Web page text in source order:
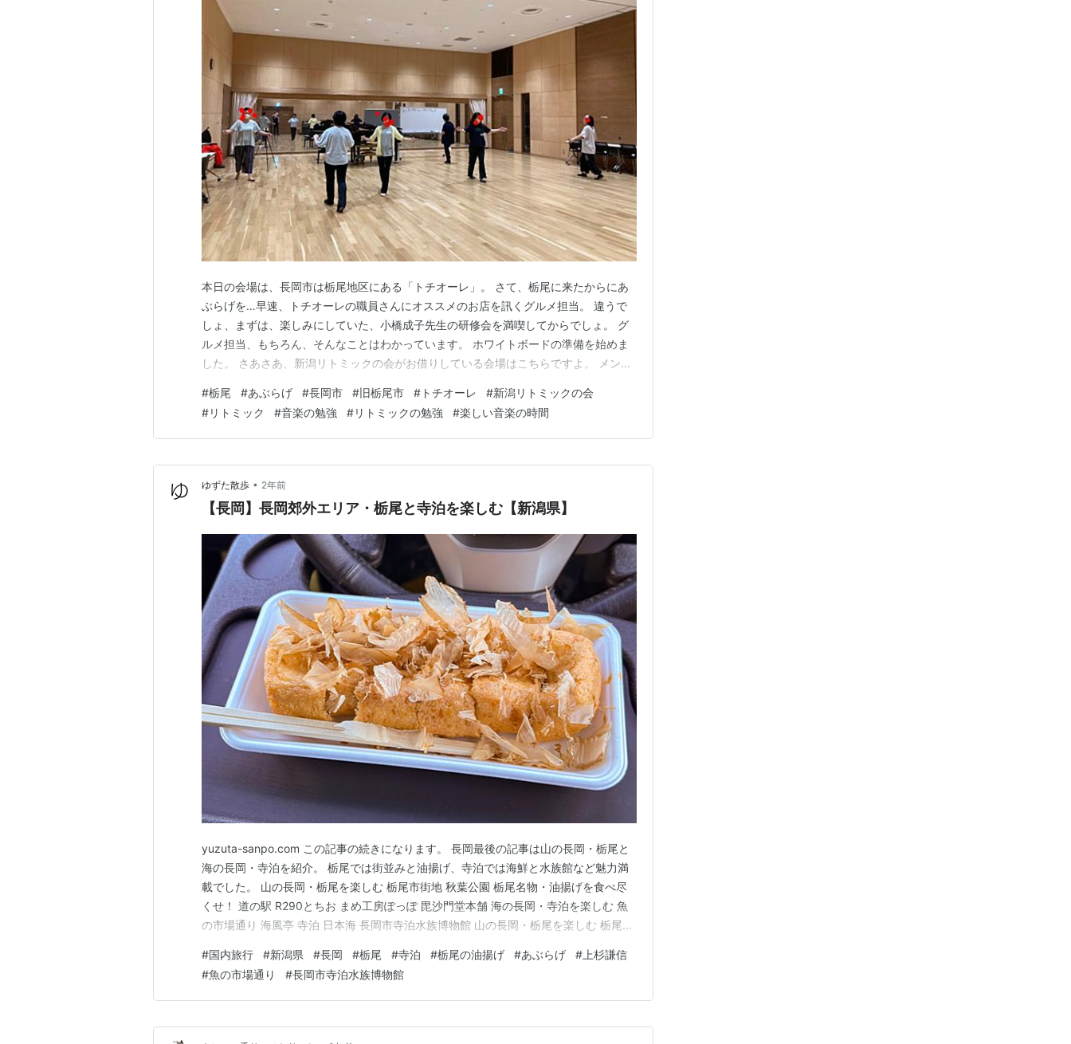
本日の会場は、長岡市は栃尾地区にある「トチオーレ」。 さて、栃尾に来たからにあ
ぶらげを…早速、トチオーレの職員さんにオススメのお店を訊くグルメ担当。 違うで
しょ、まずは、楽しみにしていた、小橋成子先生の研修会を満喫してからでしょ。 グ
ルメ担当、もちろん、そんなことはわかっています。 ホワイトボードの準備を始めま
した。 さあさあ、新潟リトミックの会がお借りしている会場はこちらですよ。 メンバ
アノをお借りすることも出来るし、カーテンを開けば鏡が出てくるし、広いし、職員さ
んたちは良い方だし、控えめに言ってサイコーです！！ …
#栃尾 #あぶらげ #長岡市 #旧栃尾市 # トチオーレ #新潟リトミックの会
#リトミック #音楽の勉強 #リトミックの勉強 #楽しい音楽の時間
ゆずた散歩 • 2年前
【長岡】長岡郊外エリア・栃尾と寺泊を楽しむ【新潟県】
yuzuta-sanpo.com この記事の続きになります。 長岡最後の記事は山の長岡・栃尾と
海の長岡・寺泊を紹介。 栃尾では街並みと油揚げ、寺泊では海鮮と水族館など魅力満
載でした。 山の長岡・栃尾を楽しむ 栃尾市街地 秋葉公園 栃尾名物・油揚げを食べ尽
くせ！ 道の駅 R290とちお まめ工房ぽっぽ 毘沙門堂本舗 海の長岡・寺泊を楽しむ 魚
の市場通り 海風亭 寺泊 日本海 長岡市寺泊水族博物館 山の長岡・栃尾を楽しむ 栃尾市
世の山城・「栃尾城」の城下町として発展した地域で、市街地はとても趣がある。 ま
た、雁木の街…
#国内旅行 #新潟県 #長岡 #栃尾 #寺泊 #栃尾の油揚げ #あぶらげ # 上杉謙信
#魚の市場通り #長岡市寺泊水族博物館